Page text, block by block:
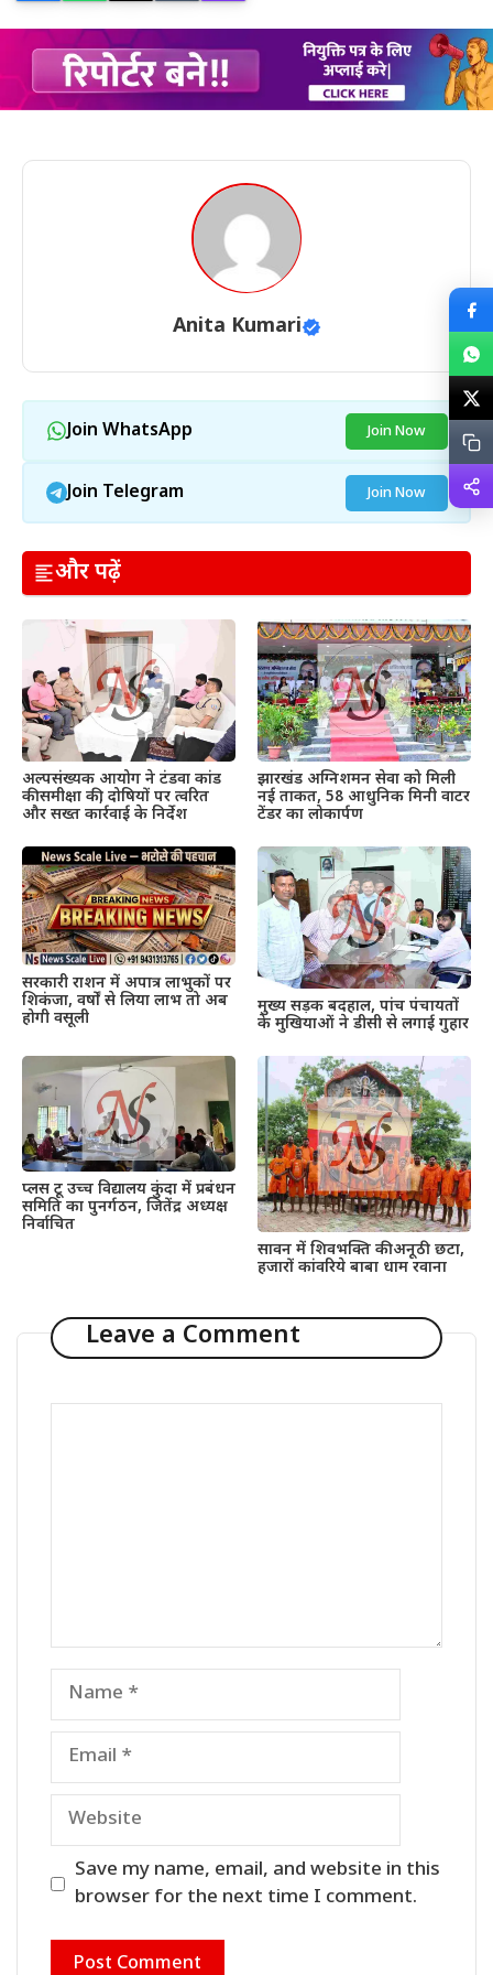
Anita Kumari
Join WhatsApp Join Now
Join Telegram Join Now
और पढ़ें
अल्पसंख्यक आयोग ने टंडवा कांड
की समीक्षा की, दोषियों पर त्वरित
और सख्त कार्रवाई के निर्देश
झारखंड अग्निशमन सेवा को मिली
नई ताकत, 58 आधुनिक मिनी वाटर
टेंडर का लोकार्पण
सरकारी राशन में अपात्र लाभुकों पर
शिकंजा, वर्षों से लिया लाभ तो अब
होगी वसूली
मुख्य सड़क बदहाल, पांच पंचायतों
के मुखियाओं ने डीसी से लगाई गुहार
प्लस टू उच्च विद्यालय कुंदा में प्रबंधन
समिति का पुनर्गठन, जितेंद्र अध्यक्ष
निर्वाचित
सावन में शिवभक्ति की अनूठी छटा,
हजारों कांवरिये बाबा धाम रवाना
Leave a Comment
Name
Email
Website
Save my name, email, and website in this
browser for the next time I comment.